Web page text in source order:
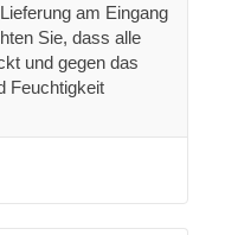
am Eingang
Sie, dass alle
und gegen das
Feuchtigkeit